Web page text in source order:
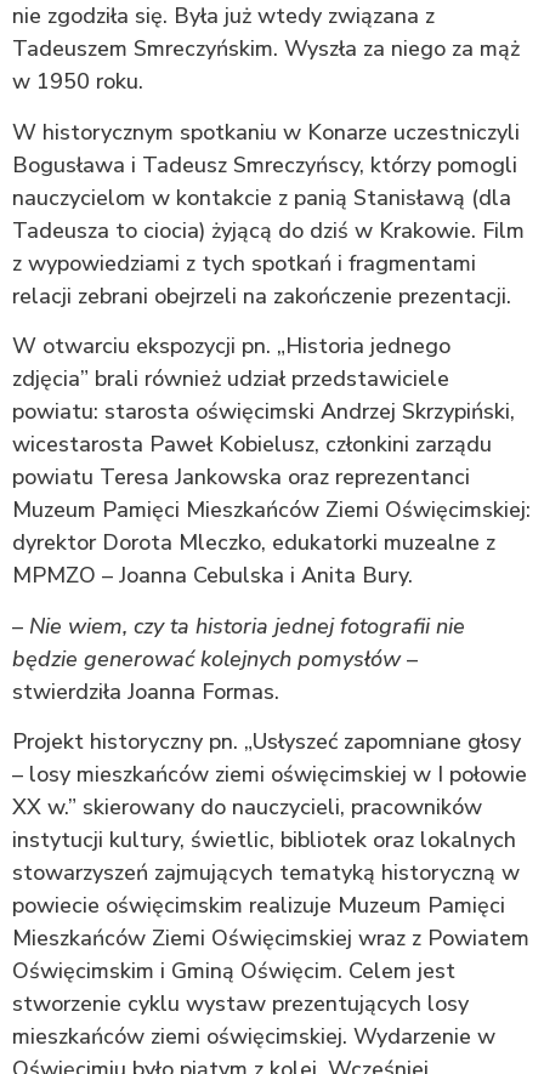
nie zgodziła się. Była już wtedy związana z
Tadeuszem Smreczyńskim. Wyszła za niego za mąż
w 1950 roku.
W historycznym spotkaniu w Konarze uczestniczyli
Bogusława i Tadeusz Smreczyńscy, którzy pomogli
nauczycielom w kontakcie z panią Stanisławą (dla
Tadeusza to ciocia) żyjącą do dziś w Krakowie. Film
z wypowiedziami z tych spotkań i fragmentami
relacji zebrani obejrzeli na zakończenie prezentacji.
W otwarciu ekspozycji pn. „Historia jednego
zdjęcia” brali również udział przedstawiciele
powiatu: starosta oświęcimski Andrzej Skrzypiński,
wicestarosta Paweł Kobielusz, członkini zarządu
powiatu Teresa Jankowska oraz reprezentanci
Muzeum Pamięci Mieszkańców Ziemi Oświęcimskiej:
dyrektor Dorota Mleczko, edukatorki muzealne z
MPMZO – Joanna Cebulska i Anita Bury.
– Nie wiem, czy ta historia jednej fotografii nie
będzie generować kolejnych pomysłów–
stwierdziła Joanna Formas.
Projekt historyczny pn. „Usłyszeć zapomniane głosy
– losy mieszkańców ziemi oświęcimskiej w I połowie
XX w.” skierowany do nauczycieli, pracowników
instytucji kultury, świetlic, bibliotek oraz lokalnych
stowarzyszeń zajmujących tematyką historyczną w
powiecie oświęcimskim realizuje Muzeum Pamięci
Mieszkańców Ziemi Oświęcimskiej wraz z Powiatem
Oświęcimskim i Gminą Oświęcim. Celem jest
stworzenie cyklu wystaw prezentujących losy
mieszkańców ziemi oświęcimskiej. Wydarzenie w